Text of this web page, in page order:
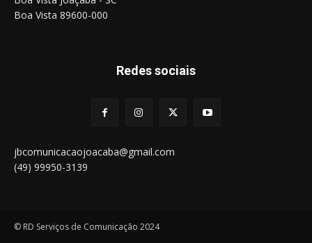
Boa Vista 89600-000
Redes sociais
jbcomunicacaojoacaba@gmail.com
(49) 99950-3139
© RD Serviços de Comunicação 2024